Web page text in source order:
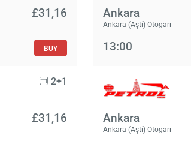
£‎31,16
BUY
Ankara
Ankara (Aşti) Otogarı
13:00
2+1
£‎31,16 Ankara
Ankara (Aşti) Otogarı